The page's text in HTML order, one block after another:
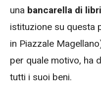
una bancarella di
istituzione su questa
in Piazzale
per quale motivo, ha
tutti i suoi beni.